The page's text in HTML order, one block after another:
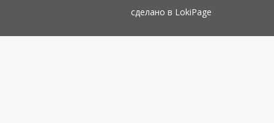
сделано в LokiPage